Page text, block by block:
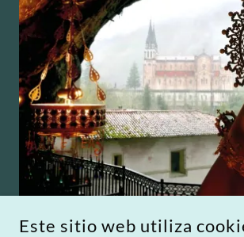
Este sitio web utiliza